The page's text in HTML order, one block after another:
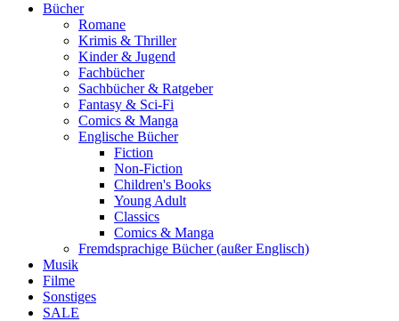
Bücher
Romane
Krimis & Thriller
Kinder & Jugend
Fachbücher
Sachbücher & Ratgeber
Fantasy & Sci-Fi
Comics & Manga
Englische Bücher
Fiction
Non-Fiction
Children's Books
Young Adult
Classics
Comics & Manga
Fremdsprachige Bücher (außer Englisch)
Musik
Filme
Sonstiges
SALE